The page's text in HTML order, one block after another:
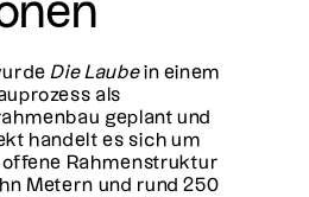
Die Laubein einem
als
geplant und
handelt es sich um
Rahmenstruktur
Metern und rund 250